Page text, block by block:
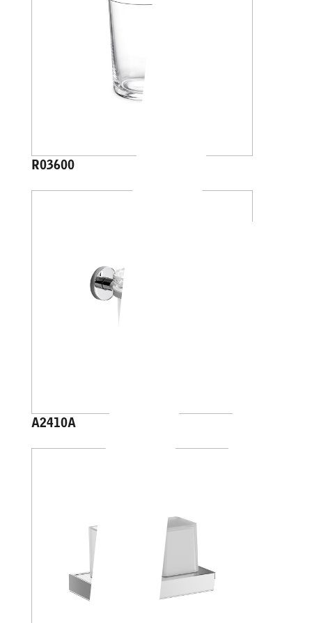
R03600
A2410A